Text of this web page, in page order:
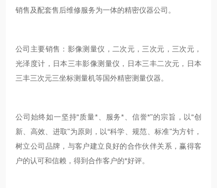
销售及配套售后维修服务为一体的精密仪器公司。
公司主要销售：影像测量仪，二次元，三次元，三次元，
光泽度计，日本三丰影像测量仪，日本三丰二次元，日本
三丰三次元三坐标测量机等国外精密测量仪器。
公司始终如一坚持“质量*、服务*、信誉*"的宗旨，以“创
新、高效、进取"为原则，以“科学、规范、标准"为方针，
树立公司品牌，与客户建立良好的合作伙伴关系，赢得客
户的认可和信赖，得到合作客户的*好评。